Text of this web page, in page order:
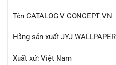
Tên CATALOG V-CONCEPT VN
Hãng sản xuất JYJ WALLPAPER
Xuất xứ: Việt Nam